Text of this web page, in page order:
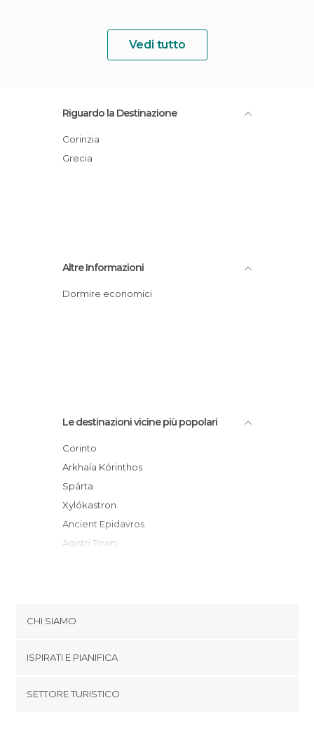
Vedi tutto
Riguardo la Destinazione
Corinzia
Grecia
Altre Informazioni
Dormire economici
Le destinazioni vicine più popolari
Corinto
Arkhaía Kórinthos
Spárta
Xylókastron
Ancient Epidavros
Agistri Town
Kipséli
Tolón
Pireo
CHI SIAMO
Termini e Condizioni
ISPIRATI E PIANIFICA
SETTORE TURISTICO